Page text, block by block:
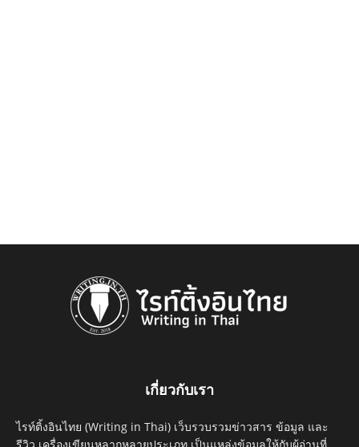
เกี่ยวกับเรา
ไรท์ติ้งอินไทย (Writing in Thai) เว็บรวบรวมข่าวสาร ข้อมูล และ